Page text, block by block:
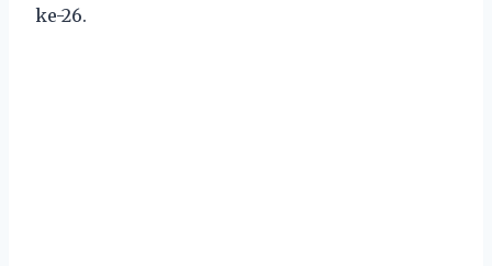
ke-26.